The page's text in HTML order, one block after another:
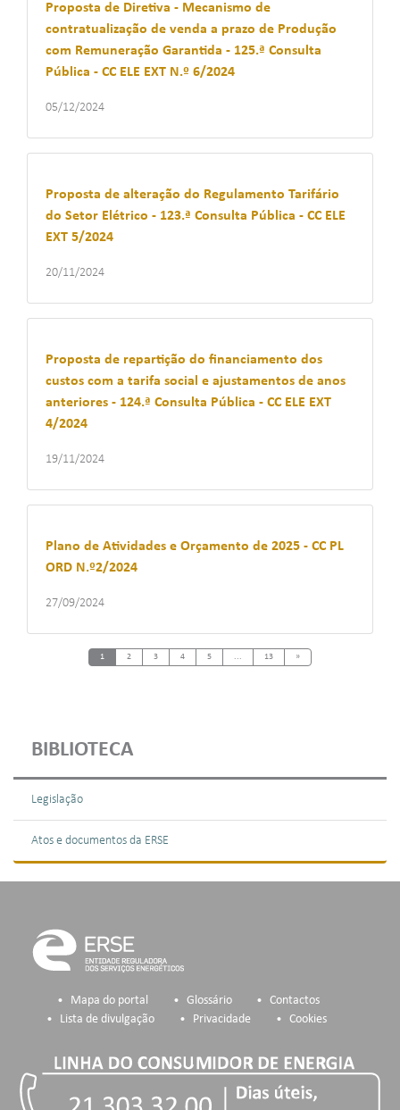
BIBLIOTECA
Legislação
Atos e documentos da ERSE
Proposta de Diretiva - Mecanismo de
contratualização de venda a prazo de Produção
com Remuneração Garantida - 125.ª Consulta
Pública - CC ELE EXT N.º 6/2024
05/12/2024
Proposta de alteração do Regulamento Tarifário
do Setor Elétrico - 123.ª Consulta Pública - CC ELE
EXT 5/2024
20/11/2024
Proposta de repartição do financiamento dos
custos com a tarifa social e ajustamentos de anos
anteriores - 124.ª Consulta Pública - CC ELE EXT
4/2024
19/11/2024
Plano de Atividades e Orçamento de 2025 - CC PL
ORD N.º2/2024
27/09/2024
1 2 3 4 5 ... 13 »Next
Mapa do portal Glossário
Contactos
Lista de divulgação
Privacidade Cookies